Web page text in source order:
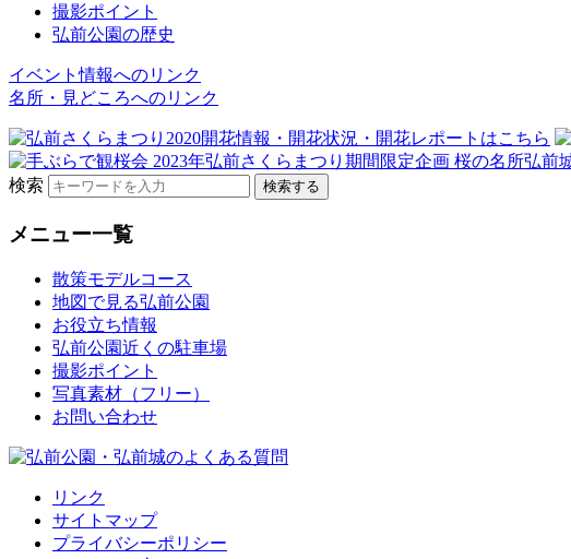
撮影ポイント
弘前公園の歴史
イベント情報へのリンク
名所・見どころへのリンク
検索
メニュー一覧
散策モデルコース
地図で見る弘前公園
お役立ち情報
弘前公園近くの駐車場
撮影ポイント
写真素材（フリー）
お問い合わせ
リンク
サイトマップ
プライバシーポリシー